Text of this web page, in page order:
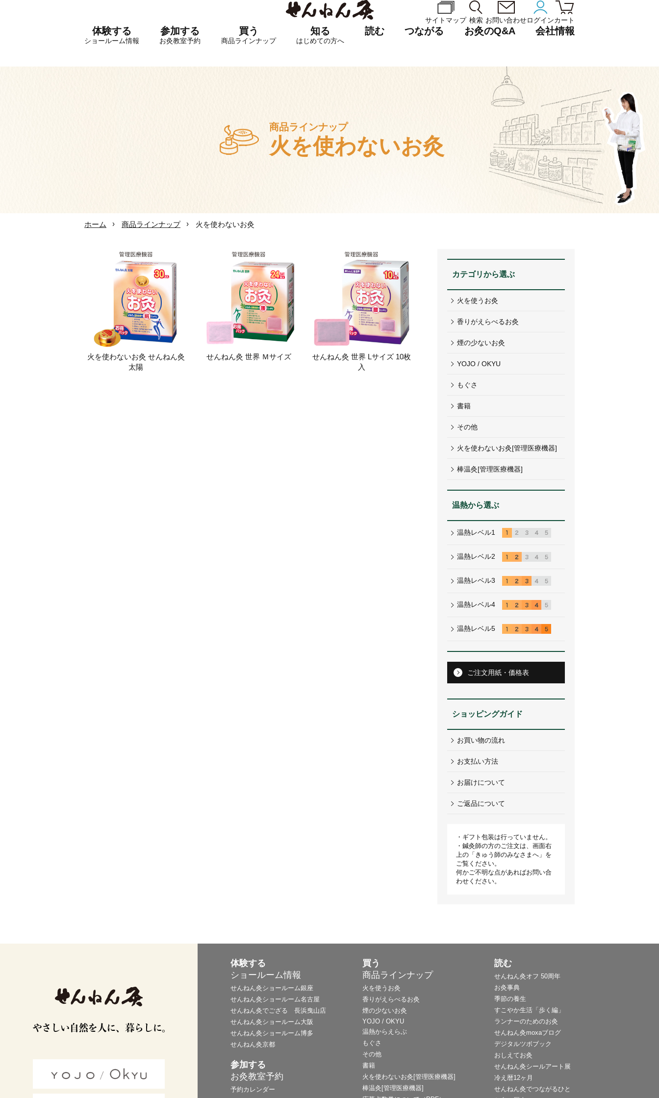
サイトマップ 検索 お問い合わせログインカート
体験する
ショールーム情報
参加する
お灸教室予約
買う
商品ラインナップ
知る
はじめての方へ
読む つながる お灸のQ&A 会社情報
商品ラインナップ
火を使わないお灸
ホーム 商品ラインナップ 火を使わないお灸
火を使わないお灸 せんねん灸
太陽
せんねん灸 世界 Ｍサイズ
せんねん灸 世界 Lサイズ 10枚
入
カテゴリから選ぶ
火を使うお灸
香りがえらべるお灸
煙の少ないお灸
YOJO / OKYU
もぐさ
書籍
その他
火を使わないお灸[管理医療機器]
棒温灸[管理医療機器]
温熱から選ぶ
温熱レベル1
温熱レベル2
温熱レベル3
温熱レベル4
温熱レベル5
ご注文用紙・価格表
ショッピングガイド
お買い物の流れ
お支払い方法
お届けについて
ご返品について
・ギフト包装は行っていません。
・鍼灸師の方のご注文は、画面右
上の「きゅう師のみなさまへ」を
ご覧ください。
何かご不明な点があればお問い合
わせください。
体験する
ショールーム情報
せんねん灸ショールーム銀座
せんねん灸ショールーム名古屋
せんねん灸でござる 長浜曳山店
せんねん灸ショールーム大阪
せんねん灸ショールーム博多
せんねん灸京都
参加する
お灸教室予約
予約カレンダー
買う
商品ラインナップ
火を使うお灸
香りがえらべるお灸
煙の少ないお灸
YOJO / OKYU
温熱からえらぶ
もぐさ
その他
書籍
火を使わないお灸[管理医療機器]
棒温灸[管理医療機器]
読む
せんねん灸オフ 50周年
お灸事典
季節の養生
すこやか生活「歩く編」
ランナーのためのお灸
せんねん灸moxaブログ
デジタルツボブック
おしえてお灸
せんねん灸シールアート展
冷え暦12ヶ月
せんねん灸でつながるひと